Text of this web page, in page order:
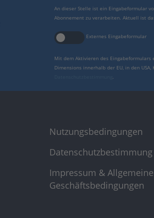
An dieser Stelle ist ein Eingabeformular
Abonnement zu verarbeiten. Aktuell ist
Externes Eingabeformular
Mit dem Aktivieren des Eingabeformulars
Dimensions innerhalb der EU, in den
.
Nutzungsbedingungen
Datenschutzbestimmung
Impressum & Allgemeine
Geschäftsbedingungen